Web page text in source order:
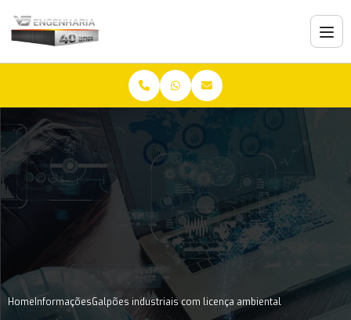
HomeInformaçõesGalpões industriais com licença ambiental